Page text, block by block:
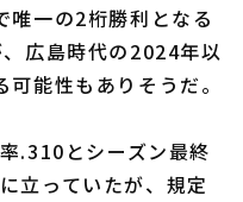
唯一の2桁勝利となる
広島時代の2024年以
能性もありそうだ。
.310とシーズン最終
立っていたが、規定